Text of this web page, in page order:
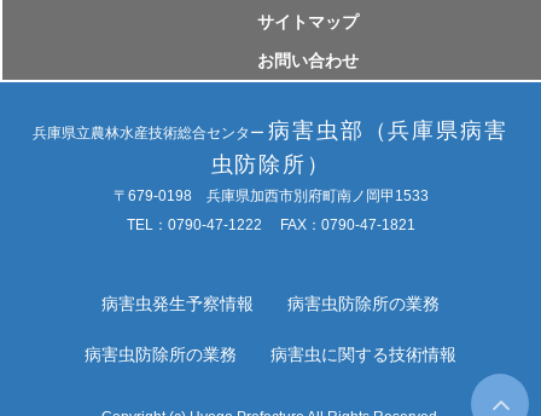
サイトマップ
お問い合わせ
兵庫県立農林水産技術総合センター病害虫部（兵庫県病害
虫防除所）
〒679-0198 兵庫県加西市別府町南ノ岡甲1533
TEL：0790-47-1222 FAX：0790-47-1821
病害虫発生予察情報 病害虫防除所の業務
病害虫防除所の業務 病害虫に関する技術情報